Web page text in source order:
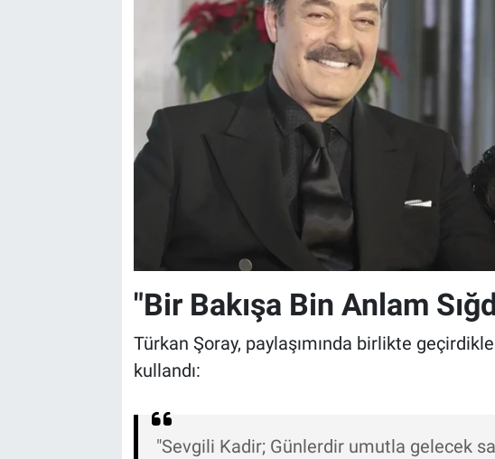
"Bir Bakışa Bin Anlam
Türkan Şoray, paylaşımında birlikte
kullandı:
"Sevgili Kadir; Günlerdir umutla gelecek